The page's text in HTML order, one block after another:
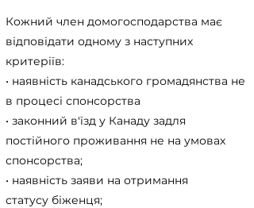
Кожний член домогосподарства має
відповідати одному з наступних
критеріїв:
• наявність канадського громадянства не
в процесі спонсорства
• законний в'їзд у Канаду задля
постійного проживання не на умовах
спонсорства;
• наявність заяви на отримання
статусу біженця;